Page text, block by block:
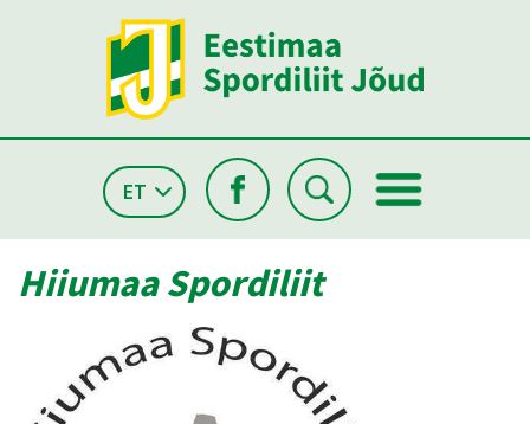
ET
Hiiumaa Spordiliit